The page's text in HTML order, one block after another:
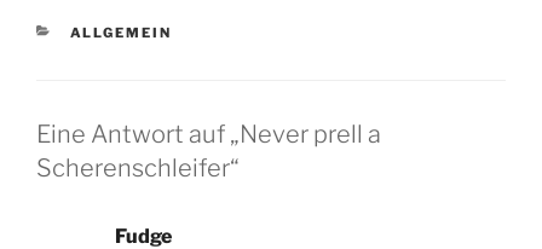
KATEGORIEN
ALLGEMEIN
Eine Antwort auf „Never prell a
Scherenschleifer“
Fudge